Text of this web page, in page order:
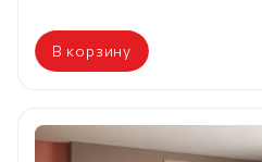
В корзину